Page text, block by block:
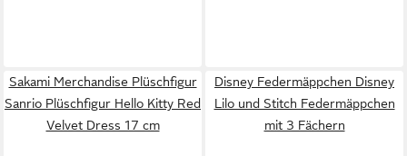
Sakami Merchandise Plüschfigur
Sanrio Plüschfigur Hello Kitty Red
Velvet Dress 17 cm
Disney Federmäppchen Disney
Lilo und Stitch Federmäppchen
mit 3 Fächern